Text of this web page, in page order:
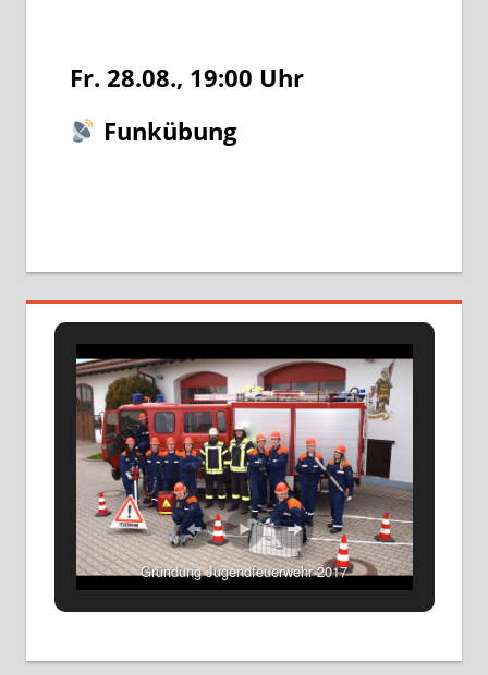
Fr. 28.08., 19:00 Uhr
Funkübung
Gründung Jugendfeuerwehr 2017